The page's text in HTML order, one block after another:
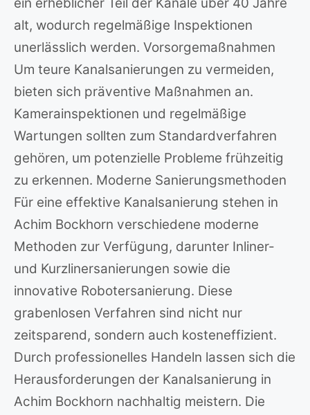
alt, wodurch regelmäßige Inspektionen
unerlässlich werden. Vorsorgemaßnahmen
Um teure Kanalsanierungen zu vermeiden,
bieten sich präventive Maßnahmen an.
Kamerainspektionen und regelmäßige
Wartungen sollten zum Standardverfahren
gehören, um potenzielle Probleme frühzeitig
zu erkennen. Moderne Sanierungsmethoden
Für eine effektive Kanalsanierung stehen in
Achim Bockhorn verschiedene moderne
Methoden zur Verfügung, darunter Inliner-
und Kurzlinersanierungen sowie die
innovative Robotersanierung. Diese
grabenlosen Verfahren sind nicht nur
zeitsparend, sondern auch kosteneffizient.
Durch professionelles Handeln lassen sich die
Herausforderungen der Kanalsanierung in
Achim Bockhorn nachhaltig meistern. Die